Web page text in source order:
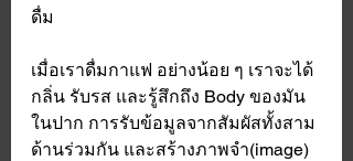
ดื่ม
เมื่อเราดื่มกาแฟ อย่างน้อย ๆ เราจะได้
กลิ่น รับรส และรู้สึกถึง Body ของมัน
ในปาก การรับข้อมูลจากสัมผัสทั้งสาม
ด้านร่วมกัน และสร้างภาพจำ(image)